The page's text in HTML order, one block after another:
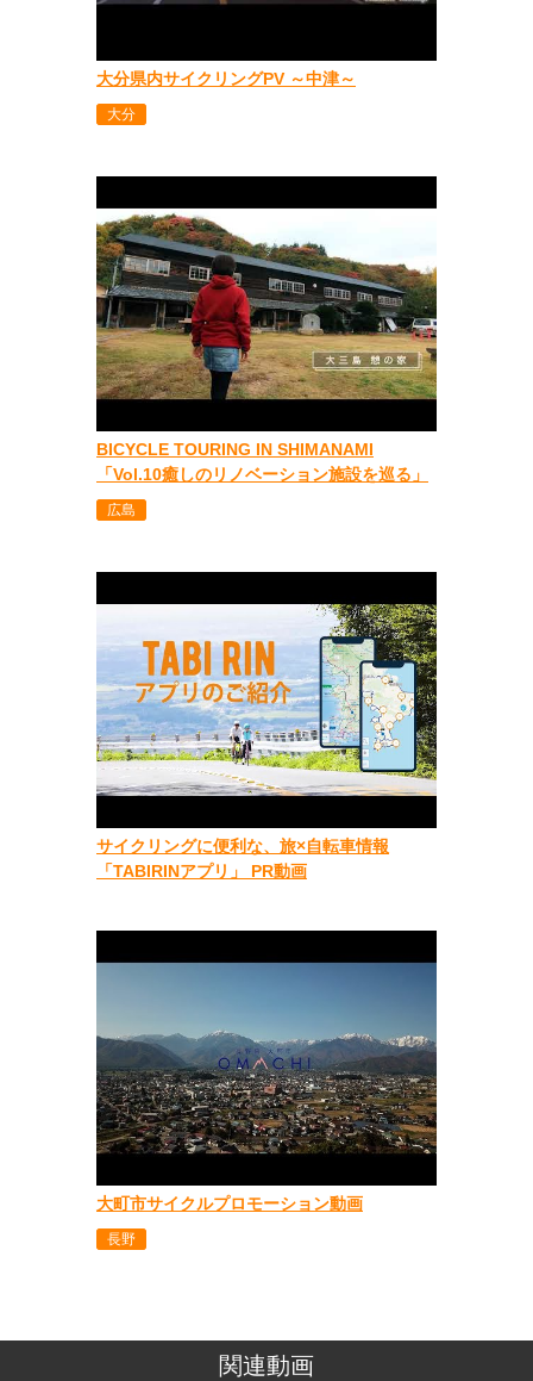
大分県内サイクリングPV ～中津～
大分
BICYCLE TOURING IN SHIMANAMI
「Vol.10癒しのリノベーション施設を巡る」
広島
サイクリングに便利な、旅×自転車情報
「TABIRINアプリ」 PR動画
大町市サイクルプロモーション動画
長野
関連動画